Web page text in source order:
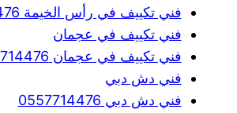
فني تكييف في رأس الخيمة 0557714476
فني تكييف في عجمان
فني تكييف في عجمان 0557714476
فني دش دبي
فني دش دبي 0557714476